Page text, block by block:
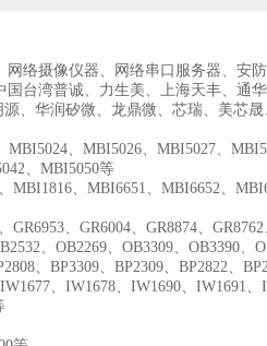
络摄像仪器、网络串口服务器、安
台湾普诚、力生美、上海天丰、通
、华润矽微、龙鼎微、芯瑞、美芯晟
、MBI5026、MBI5027、
、MBI5050等
MBI1816、MBI6651、MBI6652、
、GR6004、GR8874、
、OB2269、OB3309、OB3390、
、BP3309、BP2309、BP2822、
、IW1678、IW1690、IW1691